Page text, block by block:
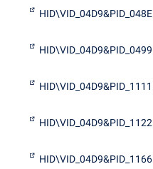
HID\VID_04D9&PID_048E
HID\VID_04D9&PID_0499
HID\VID_04D9&PID_1111
HID\VID_04D9&PID_1122
HID\VID_04D9&PID_1166